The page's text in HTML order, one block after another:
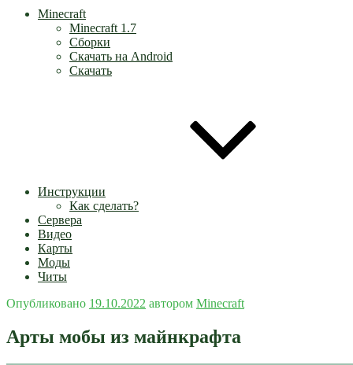
Minecraft
Minecraft 1.7
Сборки
Скачать на Android
Скачать
Инструкции
Как сделать?
Сервера
Видео
Карты
Моды
Читы
Опубликовано 19.10.2022 автором Minecraft
Арты мобы из майнкрафта